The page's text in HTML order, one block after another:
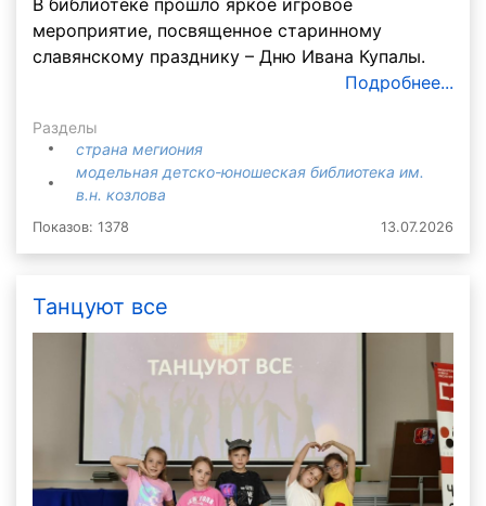
В библиотеке прошло яркое игровое
мероприятие, посвященное старинному
славянскому празднику – Дню Ивана Купалы.
Подробнее...
Разделы
страна мегиония
модельная детско-юношеская библиотека им.
в.н. козлова
Показов: 1378 13.07.2026
Танцуют все